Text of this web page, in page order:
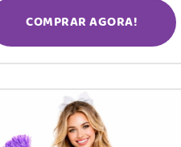
COMPRAR AGORA!